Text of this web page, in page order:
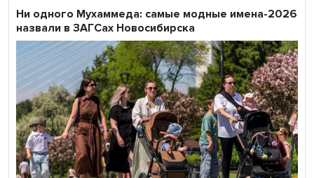
Ни одного Мухаммеда: самые модные имена-2026
назвали в ЗАГСах Новосибирска